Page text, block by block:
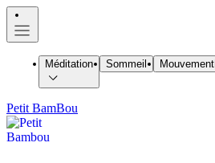
Méditation Sommeil Mouvement
Petit BamBou